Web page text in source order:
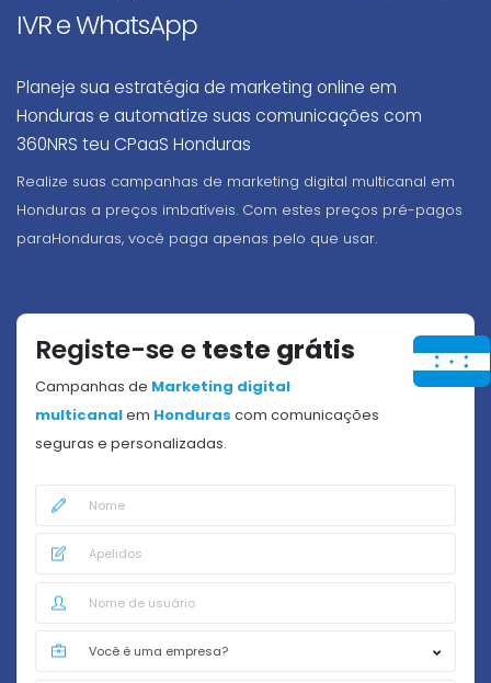
IVR e WhatsApp
Planeje sua estratégia de marketing online em
Honduras e automatize suas comunicações com
360NRS teu CPaaS Honduras
Realize suas campanhas de marketing digital multicanal em
Honduras a preços imbatíveis. Com estes preços pré-pagos
paraHonduras, você paga apenas pelo que usar.
Registe-se eteste grátis
Campanhas de Marketing digital
multicanalem Honduras com comunicações
seguras e personalizadas.